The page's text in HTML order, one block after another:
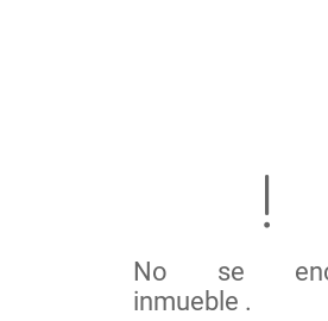
No se
inmueble .